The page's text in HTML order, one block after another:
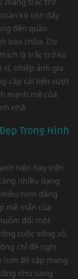
ko còn đấy
đến quần
bào chữa. Do
là trắc trở ko
nhiếp ảnh gia
cấp cải tiến vượt
mạnh mẽ của
nhã.
Trong Hình
niên hay trên
nhiều dạng
hình dáng
mê mẩn của
đổi một
cuộc sống số.
chỉ đề nghị
đề cập mang
như sang